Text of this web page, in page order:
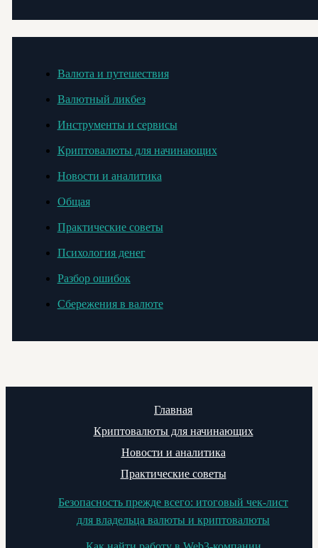
Валюта и путешествия
Валютный ликбез
Инструменты и сервисы
Криптовалюты для начинающих
Новости и аналитика
Общая
Практические советы
Психология денег
Разбор ошибок
Сбережения в валюте
Главная
Криптовалюты для начинающих
Новости и аналитика
Практические советы
Безопасность прежде всего: итоговый чек-лист
для владельца валюты и криптовалюты